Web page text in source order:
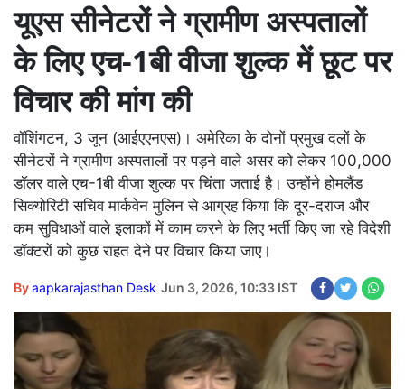
यूएस सीनेटरों ने ग्रामीण अस्पतालों
के लिए एच-1बी वीजा शुल्क में छूट पर
विचार की मांग की
वॉशिंगटन, 3 जून (आईएएनएस)। अमेरिका के दोनों प्रमुख दलों के
सीनेटरों ने ग्रामीण अस्पतालों पर पड़ने वाले असर को लेकर 100,000
डॉलर वाले एच-1बी वीजा शुल्क पर चिंता जताई है। उन्होंने होमलैंड
सिक्योरिटी सचिव मार्कवेन मुलिन से आग्रह किया कि दूर-दराज और
कम सुविधाओं वाले इलाकों में काम करने के लिए भर्ती किए जा रहे विदेशी
डॉक्टरों को कुछ राहत देने पर विचार किया जाए।
Byaapkarajasthan Desk Jun 3, 2026, 10:33 IST